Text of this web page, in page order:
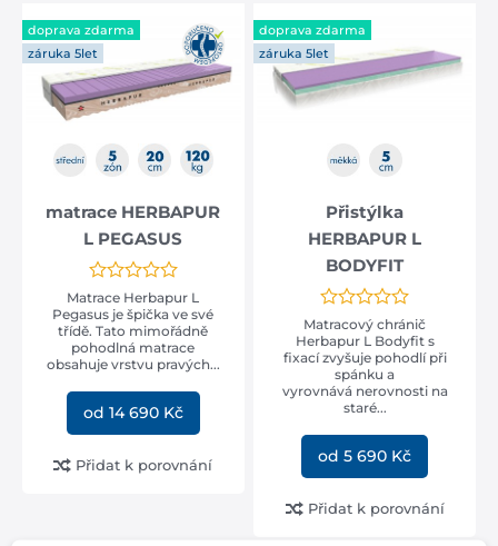
ZDARMA
při nákupu nad 2000,-
doprava zdarma
záruka 5let
matrace HERBAPUR
L PEGASUS
Matrace Herbapur L
Pegasus je špička ve své
třídě. Tato mimořádně
pohodlná matrace
obsahuje vrstvu pravých...
od 14 690 Kč
Přidat k porovnání
doprava zdarma
záruka 5let
Přistýlka
HERBAPUR L
BODYFIT
Matracový chránič
Herbapur L Bodyfit s
fixací zvyšuje pohodlí při
spánku a
vyrovnává nerovnosti na
staré...
od 5 690 Kč
Přidat k porovnání